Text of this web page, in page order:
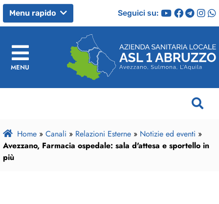
Menu rapido Seguici su:
MENU
Home » Canali » Relazioni Esterne » Notizie ed eventi »
Avezzano, Farmacia ospedale: sala d'attesa e sportello in
più